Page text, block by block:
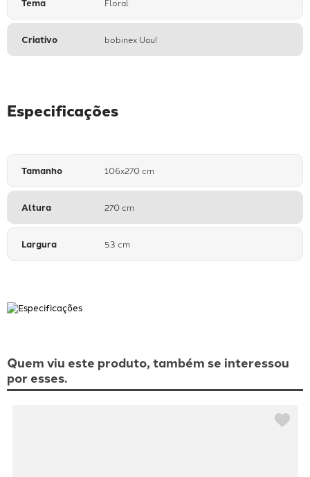
Floral
Criativo bobinex Uau!
Especificações
Tamanho 106x270 cm
Altura 270 cm
Largura 53 cm
Quem viu este produto, também se interessou
por esses.